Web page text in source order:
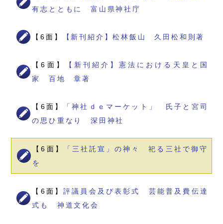
有志とともに 富山県神社庁
【6面】 【新刊紹介】松林飯山 久田松和則著
【6面】
【新刊紹介】憲法における天皇と国
家 百地 章著
【6面】
「神社ｄｅマーケット」 氏子と宮司
の思ひ重なり 深田神社
【6面】
「三社託宣」の神々 祀る三社で御守
を
【6面】評議員会及び表彰式 芸能普及費伝達
式も 神道文化会